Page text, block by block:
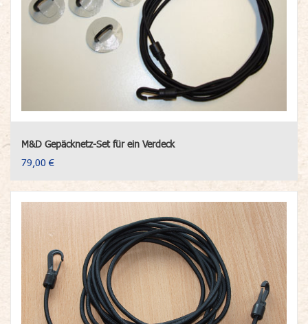
M&D Gepäcknetz-Set für ein Verdeck
79,00 €